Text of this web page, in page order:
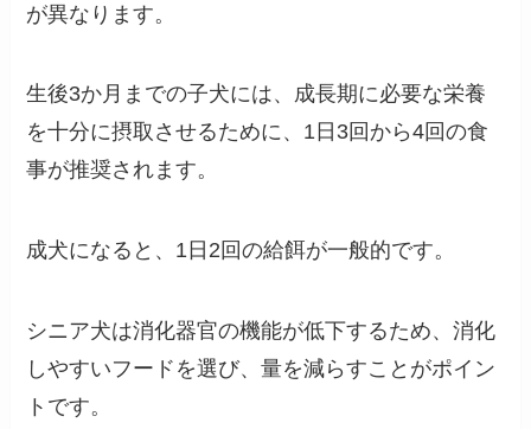
が異なります。
生後3か月までの子犬には、成長期に必要な栄養
を十分に摂取させるために、1日3回から4回の食
事が推奨されます。
成犬になると、1日2回の給餌が一般的です。
シニア犬は消化器官の機能が低下するため、消化
しやすいフードを選び、量を減らすことがポイン
トです。